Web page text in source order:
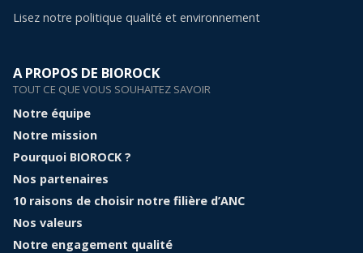
Lisez notre politique qualité et environnement
A PROPOS DE BIOROCK
TOUT CE QUE VOUS SOUHAITEZ SAVOIR
Notre équipe
Notre mission
Pourquoi BIOROCK ?
Nos partenaires
10 raisons de choisir notre filière d’ANC
Nos valeurs
Notre engagement qualité